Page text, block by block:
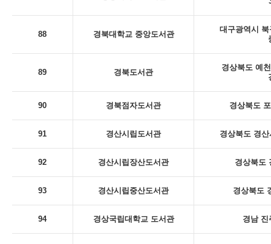
88 경북대학교 중앙도서관
대구광역시
89 경북도서관
경상북도 예
90 경북점자도서관 경상북도
91 경산시립도서관 경상북도 경
92 경산시립장산도서관 경상북도
93 경산시립중산도서관 경상북도
94 경상국립대학교 도서관 경남 진